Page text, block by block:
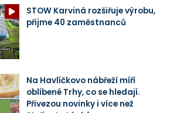
STOW Karviná rozšiřuje výrobu,
přijme 40 zaměstnanců
Na Havlíčkovo nábřeží míří
oblíbené Trhy, co se hledají.
Přivezou novinky i více než